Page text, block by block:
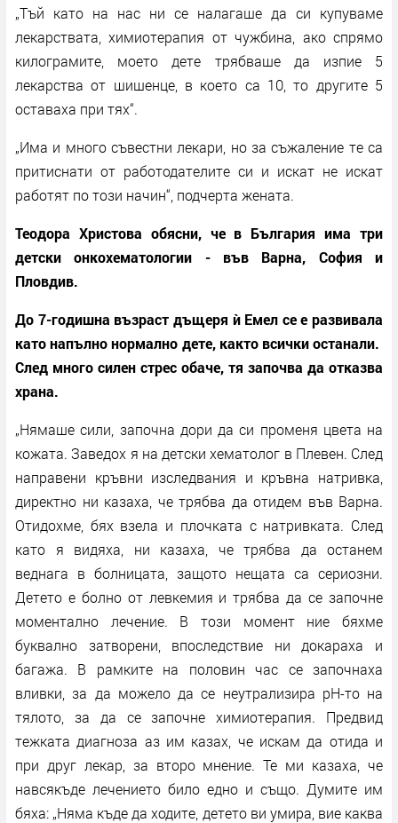
„Тъй като на нас ни се налагаше да си купуваме
лекарствата, химиотерапия от чужбина, ако спрямо
килограмите, моето дете трябваше да изпие 5
лекарства от шишенце, в което са 10, то другите 5
оставаха при тях“.
„Има и много съвестни лекари, но за съжаление те са
притиснати от работодателите си и искат не искат
работят по този начин“, подчерта жената.
Теодора Христова обясни, че в България има три
детски онкохематологии - във Варна, София и
Пловдив.
До 7-годишна възраст дъщеря ѝ Емел се е развивала
като напълно нормално дете, както всички останали.
След много силен стрес обаче, тя започва да отказва
храна.
„Нямаше сили, започна дори да си променя цвета на
кожата. Заведох я на детски хематолог в Плевен. След
направени кръвни изследвания и кръвна натривка,
директно ни казаха, че трябва да отидем във Варна.
Отидохме, бях взела и плочката с натривката. След
като я видяха, ни казаха, че трябва да останем
веднага в болницата, защото нещата са сериозни.
Детето е болно от левкемия и трябва да се започне
моментално лечение. В този момент ние бяхме
буквално затворени, впоследствие ни докараха и
багажа. В рамките на половин час се започнаха
вливки, за да можело да се неутрализира pH-то на
тялото, за да се започне химиотерапия. Предвид
тежката диагноза аз им казах, че искам да отида и
при друг лекар, за второ мнение. Те ми казаха, че
навсякъде лечението било едно и също. Думите им
бяха: „Няма къде да ходите, детето ви умира, вие каква